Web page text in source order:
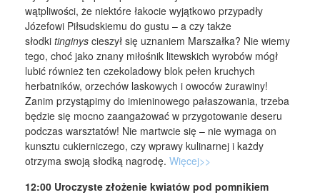
wątpliwości, że niektóre łakocie wyjątkowo przypadły
Józefowi Piłsudskiemu do gustu – a czy także
słodki tinginys cieszył się uznaniem Marszałka? Nie wiemy
tego, choć jako znany miłośnik litewskich wyrobów mógł
lubić również ten czekoladowy blok pełen kruchych
herbatników, orzechów laskowych i owoców żurawiny!
Zanim przystąpimy do imieninowego pałaszowania, trzeba
będzie się mocno zaangażować w przygotowanie deseru
podczas warsztatów! Nie martwcie się – nie wymaga on
kunsztu cukierniczego, czy wprawy kulinarnej i każdy
otrzyma swoją słodką nagrodę. Więcej>>
12:00 Uroczyste złożenie kwiatów pod pomnikiem